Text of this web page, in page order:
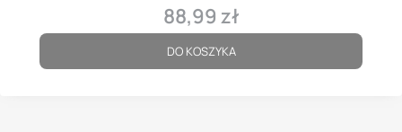
Cena
88,99 zł
DO KOSZYKA